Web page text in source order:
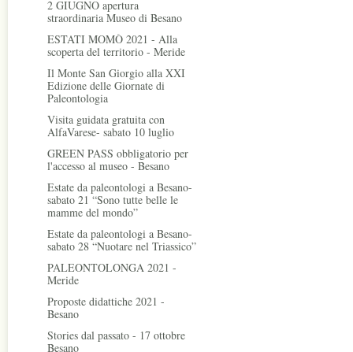
2 GIUGNO apertura
straordinaria Museo di Besano
ESTATI MOMÒ 2021 - Alla
scoperta del territorio - Meride
Il Monte San Giorgio alla XXI
Edizione delle Giornate di
Paleontologia
Visita guidata gratuita con
AlfaVarese- sabato 10 luglio
GREEN PASS obbligatorio per
l'accesso al museo - Besano
Estate da paleontologi a Besano-
sabato 21 “Sono tutte belle le
mamme del mondo”
Estate da paleontologi a Besano-
sabato 28 “Nuotare nel Triassico”
PALEONTOLONGA 2021 -
Meride
Proposte didattiche 2021 -
Besano
Stories dal passato - 17 ottobre
Besano